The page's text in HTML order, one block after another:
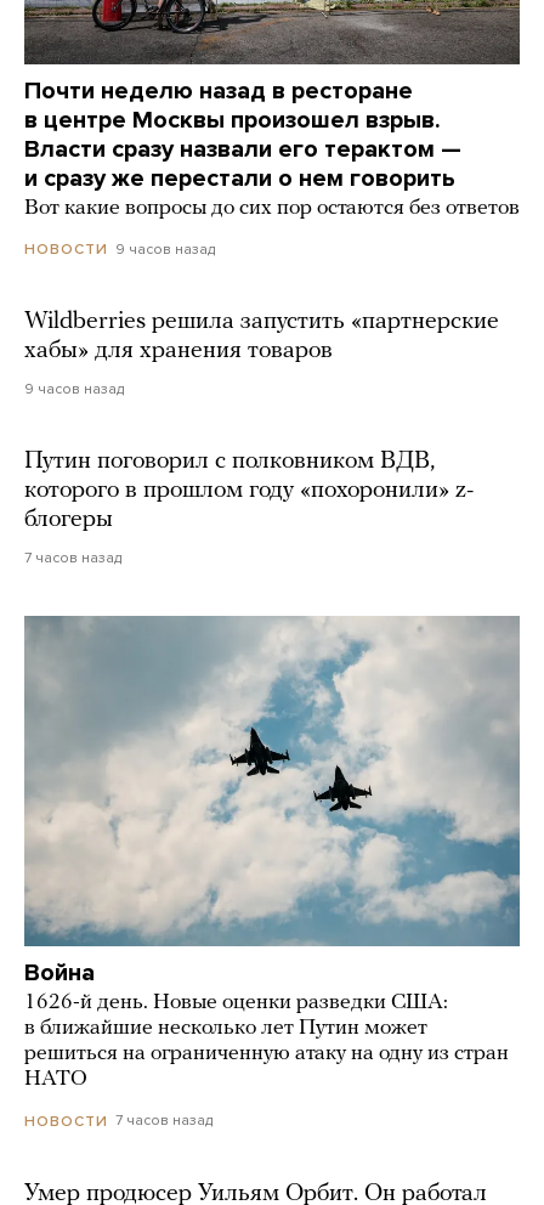
Почти неделю назад в ресторане
в центре Москвы произошел взрыв.
Власти сразу назвали его терактом —
и сразу же перестали о нем говорить
Вот какие вопросы до сих пор остаются без ответов
НОВОСТИ 9 часов назад
Wildberries решила запустить «партнерские
хабы» для хранения товаров
9 часов назад
Путин поговорил с полковником ВДВ,
которого в прошлом году «похоронили» z-
блогеры
7 часов назад
Война
1626-й день. Новые оценки разведки США:
в ближайшие несколько лет Путин может
решиться на ограниченную атаку на одну из стран
НАТО
НОВОСТИ 7 часов назад
Умер продюсер Уильям Орбит. Он работал